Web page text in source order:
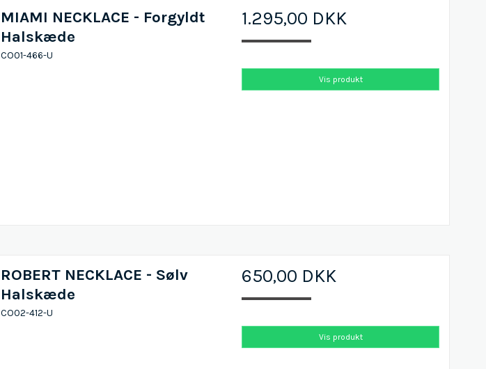
MIAMI NECKLACE - Forgyldt
Halskæde
CO01-466-U
1.295,00 DKK
Vis produkt
ROBERT NECKLACE - Sølv
Halskæde
CO02-412-U
650,00 DKK
Vis produkt